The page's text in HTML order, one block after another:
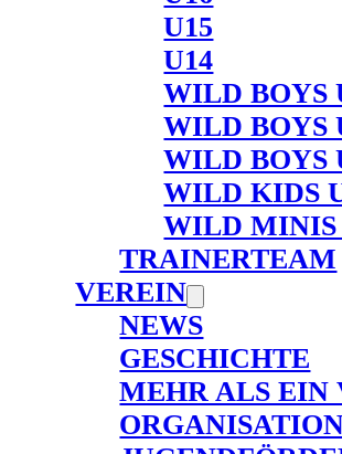
U15
U14
WILD BOYS
WILD BOYS
WILD BOYS
WILD KIDS
WILD MINIS
TRAINERTEAM
VEREIN
NEWS
GESCHICHTE
MEHR ALS EIN